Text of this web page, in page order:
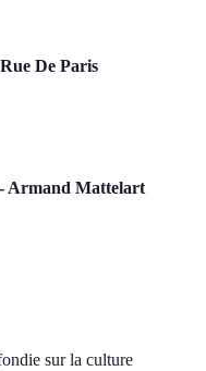
De Paris
Armand Mattelart
sur la culture